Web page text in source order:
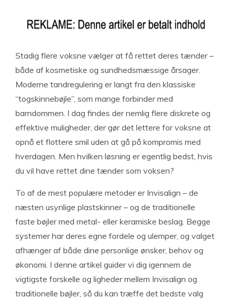
Stadig flere voksne vælger at få rettet deres tænder –
både af kosmetiske og sundhedsmæssige årsager.
Moderne tandregulering er langt fra den klassiske
“togskinnebøjle”, som mange forbinder med
barndommen. I dag findes der nemlig flere diskrete og
effektive muligheder, der gør det lettere for voksne at
opnå et flottere smil uden at gå på kompromis med
hverdagen. Men hvilken løsning er egentlig bedst, hvis
du vil have rettet dine tænder som voksen?
To af de mest populære metoder er Invisalign – de
næsten usynlige plastskinner – og de traditionelle
faste bøjler med metal- eller keramiske beslag. Begge
systemer har deres egne fordele og ulemper, og valget
afhænger af både dine personlige ønsker, behov og
økonomi. I denne artikel guider vi dig igennem de
vigtigste forskelle og ligheder mellem Invisalign og
traditionelle bøjler, så du kan træffe det bedste valg